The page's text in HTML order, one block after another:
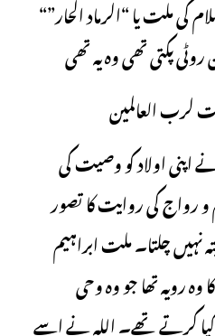
“ملة ابراهيم” ابراہیم علیہ السلام کی ملت یا “الرماد الحار”
لرب العالمين
اپنی اولاد کو وصیت کی
رواج کی روایت کا تصور
نہیں چلتا۔ ملت ابراہیم
وہ رویہ تھا جو وہ وحی
کرتے تھے۔ اللہ نے اسے